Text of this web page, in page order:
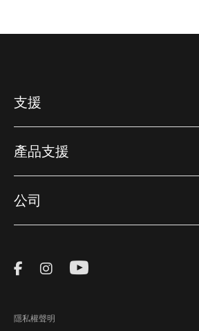
支援
產品支援
公司
Visit Thule on Facebook
Visit Thule on
Visit Thule on
隱私權聲明